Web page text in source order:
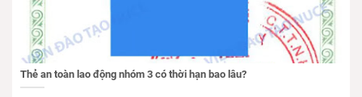
Thẻ an toàn lao động nhóm 3 có thời hạn bao lâu?